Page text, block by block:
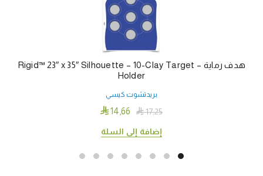
هدف رماية – Rigid™ 23″ x 35″ Silhouette – 10-Clay Target
Holder
بريدتشوت كيسي

17٫25  14٫66
إضافة إلى السلة